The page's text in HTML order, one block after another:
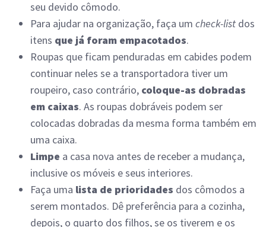
seu devido cômodo.
Para ajudar na organização, faça um check-list dos
itens que já foram empacotados.
Roupas que ficam penduradas em cabides podem
continuar neles se a transportadora tiver um
roupeiro, caso contrário, coloque-as dobradas
em caixas. As roupas dobráveis podem ser
colocadas dobradas da mesma forma também em
uma caixa.
Limpe a casa nova antes de receber a mudança,
inclusive os móveis e seus interiores.
Faça uma lista de prioridades dos cômodos a
serem montados. Dê preferência para a cozinha,
depois, o quarto dos filhos, se os tiverem e os